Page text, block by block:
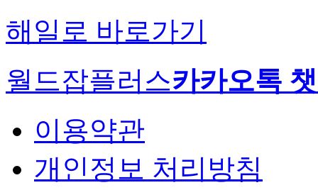
해일로 바로가기
월드잡플러스카카오톡
이용약관
개인정보 처리방침